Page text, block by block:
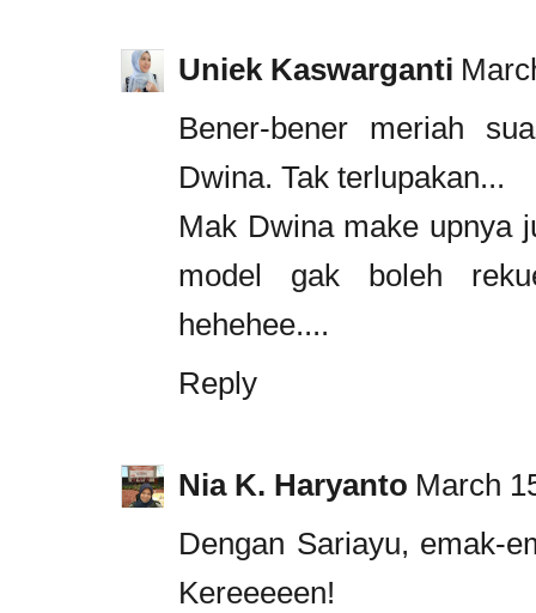
Uniek Kaswarganti
Bener-bener meriah
Dwina. Tak terlupakan...
Mak Dwina make upnya
model gak boleh
hehehee....
Reply
Nia K. Haryanto March
Dengan Sariayu, emak-
Kereeeeen!